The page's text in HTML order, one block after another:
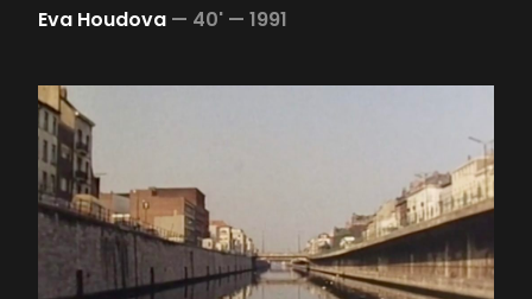
Eva Houdova — 40' — 1991